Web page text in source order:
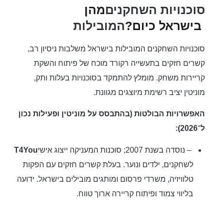
מהןסוכנויות השחקנים
המובילותבישראל כיום?
סוכנויות השחקנים המובילות בישראל משלבות ניסיון רב,
קשרים חזקים בתעשייה רקורד מוכח של פיתוח והשקת
קריירות משחק. מומלץ להתמקד בסוכנויות בעלות ותק,
מוניטין יציב רשימת מיוצגים מגוונת.
האפשרויות הבולטות (בהתבסס על מוניטין ופעילות נכון
ל־2026):
T4You– נוסדה בשנת 2007; סוכנות המעניקה ייצוג אישי
לשחקנים, ילדים ונוער. בעלת קשרים חזקים עם הפקות
טלוויזיה, משרדי פרסום ומותגים מובילים בישראל. ידועה
בליווי צמוד ופיתוח קריירה ארוך טווח.